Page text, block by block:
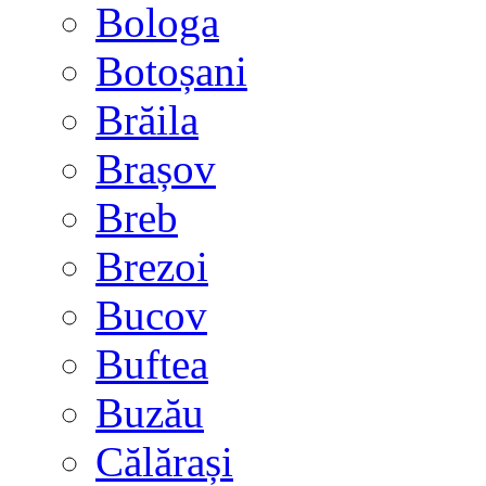
Bologa
Botoșani
Brăila
Brașov
Breb
Brezoi
Bucov
Buftea
Buzău
Călărași